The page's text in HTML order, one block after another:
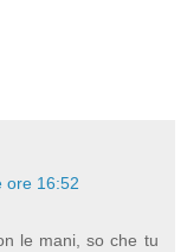
ore 16:52
le mani, so che tu